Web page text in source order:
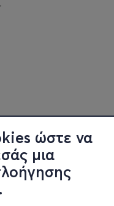
ώστε να
μια